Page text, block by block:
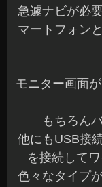
急遽ナビが必
マートフォン
モニター画面
もちろん
他にもUSB接
を接続して
色々なタイプ